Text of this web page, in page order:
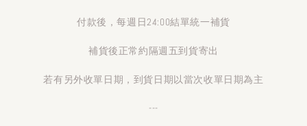
付款後，每週日24:00結單統一補貨
補貨後正常約隔週五到貨寄出
若有另外收單日期，到貨日期以當次收單日期為主
---